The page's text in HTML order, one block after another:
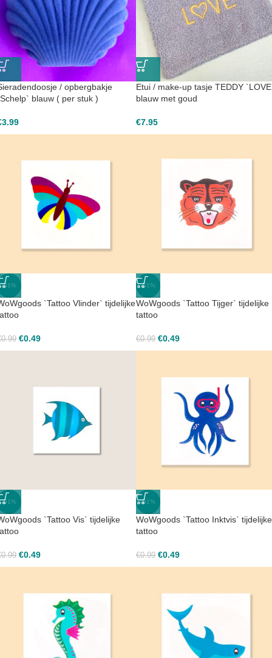
/ opbergbakje
blauw ( per stuk )
3.99
Etui / make-up tasje TEDDY
blauw met goud
€7.95
-51%
`Tattoo Vlinder` tijdelijke
0.99 €0.49
-51%
WoWgoods `Tattoo Tijger` tijdelijke
tattoo
€0.99 €0.49
-51%
`Tattoo Vis` tijdelijke
0.99 €0.49
-51%
WoWgoods `Tattoo Inktvis` tijdelijke
tattoo
€0.99 €0.49